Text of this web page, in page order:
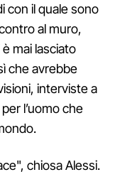
con il quale sono
al muro,
mai lasciato
che avrebbe
interviste a
l’uomo che
chiosa Alessi.